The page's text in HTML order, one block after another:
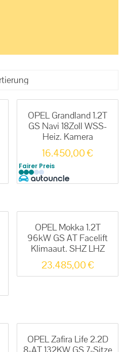
OPEL Grandland 1.2T
GS Navi 18Zoll WSS-
Heiz. Kamera
16.450,00€
Fairer Preis
OPEL Mokka 1.2T
96kW GS AT Facelift
Klimaaut. SHZ LHZ
23.485,00€
OPEL Zafira Life 2.2D
8-AT 132KW GS 7-Sitze